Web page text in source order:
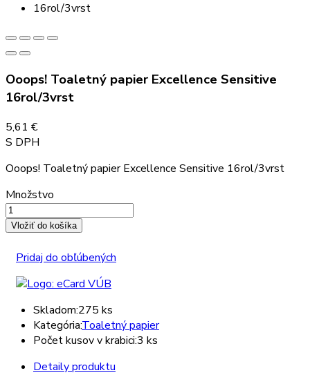
Ooops! Toaletný papier Excellence Sensitive
16rol/3vrst
5,61 €
S DPH
Ooops! Toaletný papier Excellence Sensitive 16rol/3vrst
Množstvo
Vložiť do košíka
Pridaj do obľúbených
Skladom:275 ks
Kategória:Toaletný papier
Počet kusov v krabici:3 ks
Detaily produktu